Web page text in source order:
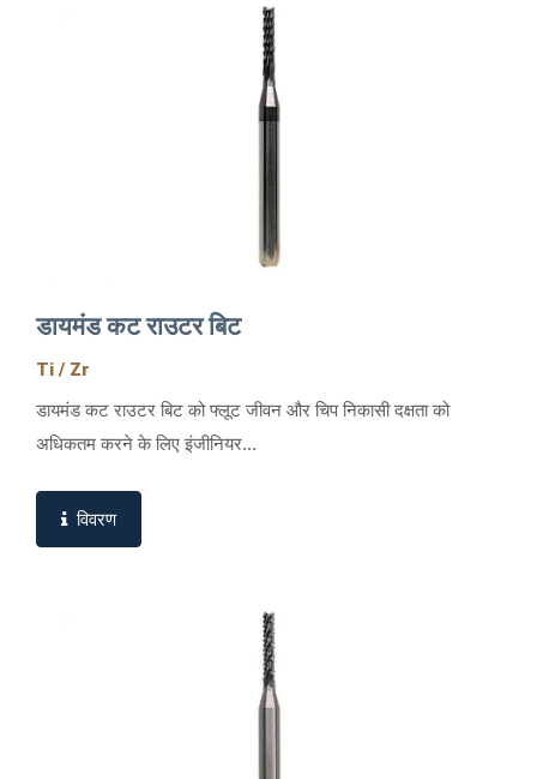
डायमंड कट राउटर बिट
Ti / Zr
डायमंड कट राउटर बिट को फ्लूट जीवन और चिप निकासी दक्षता को
अधिकतम करने के लिए इंजीनियर...
विवरण